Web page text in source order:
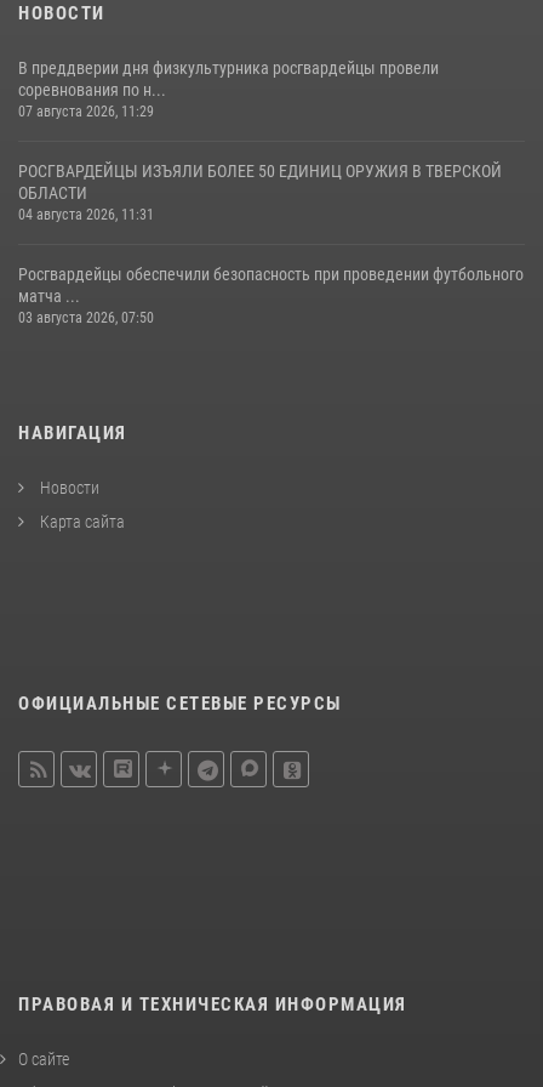
НОВОСТИ
В преддверии дня физкультурника росгвардейцы провели
соревнования по н...
07 августа 2026, 11:29
РОСГВАРДЕЙЦЫ ИЗЪЯЛИ БОЛЕЕ 50 ЕДИНИЦ ОРУЖИЯ В ТВЕРСКОЙ
ОБЛАСТИ
04 августа 2026, 11:31
Росгвардейцы обеспечили безопасность при проведении футбольного
матча ...
03 августа 2026, 07:50
НАВИГАЦИЯ
Новости
Карта сайта
ОФИЦИАЛЬНЫЕ СЕТЕВЫЕ РЕСУРСЫ
ПРАВОВАЯ И ТЕХНИЧЕСКАЯ ИНФОРМАЦИЯ
О сайте